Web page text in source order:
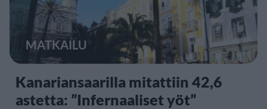
MATKAILU
Kanariansaarilla mitattiin 42,6
astetta: ”Infernaaliset yöt”